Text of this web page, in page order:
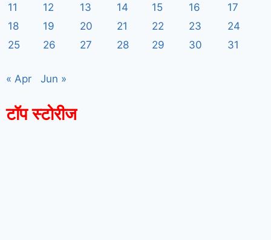
11
12 13 14 15 16
17
18
19 20 21 22 23
24
25
26 27 28 29 30 31
« Apr Jun »
टॉप स्टोरीज